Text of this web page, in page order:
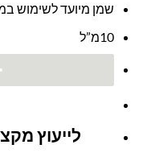
שמן מיועד לשימוש
10מ”ל
לייעוץ